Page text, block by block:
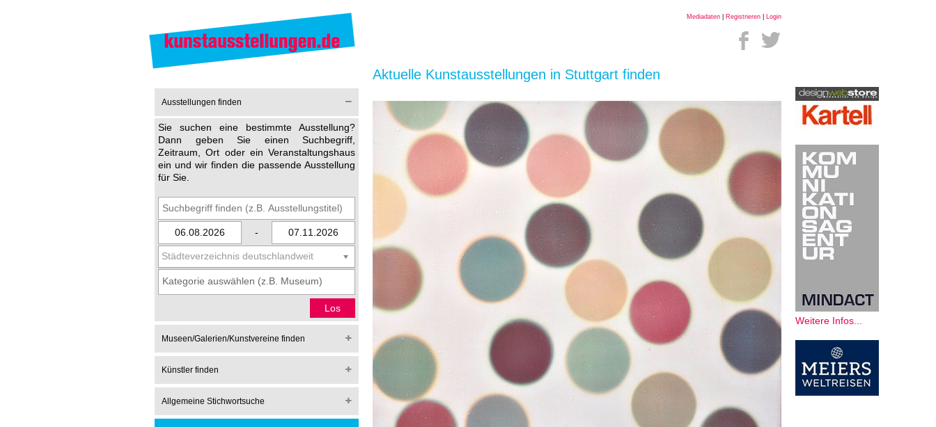
Weitere Infos...
Mediadaten| Registrieren| Login
Aktuelle Kunstausstellungen in Stuttgart finden
Ausstellungen finden
Sie suchen eine bestimmte Ausstellung?
Dann geben Sie einen Suchbegriff,
Zeitraum, Ort oder ein Veranstaltungshaus
ein und wir finden die passende Ausstellung
für Sie.
-
Städteverzeichnis deutschlandweit
Museen/Galerien/Kunstvereine finden
Künstler finden
Allgemeine Stichwortsuche